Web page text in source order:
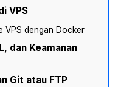
VPS
VPS dengan Docker
dan Keamanan
Git atau FTP